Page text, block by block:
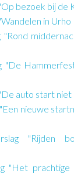
bezoek bij de
in
"Rond
"De
auto start
nieuwe
"Rijden
"Het prachtige